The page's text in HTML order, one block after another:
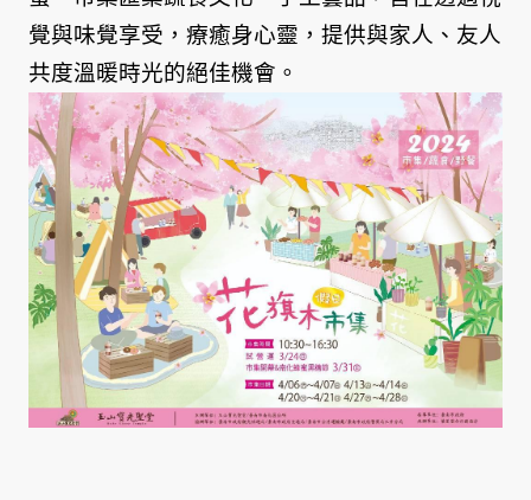
覺與味覺享受，療癒身心靈，提供與家人、友人
共度溫暖時光的絕佳機會。